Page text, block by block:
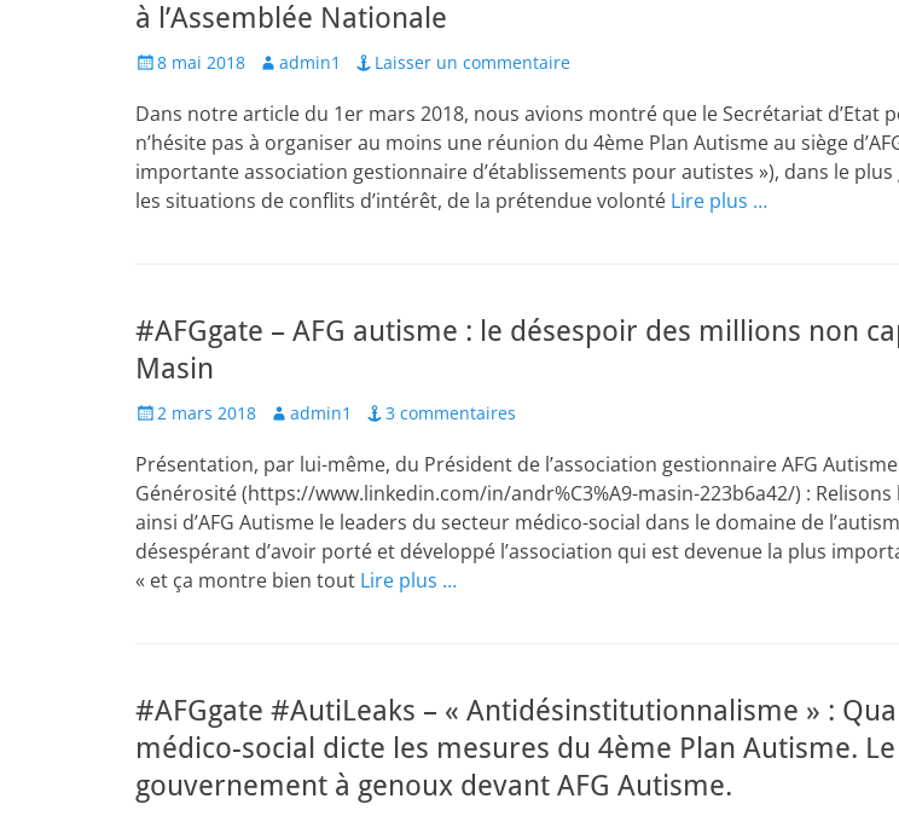
à l’Assemblée Nationale
Posted
8 mai 2018 Author
admin1 Laisser un commentaire
Dans notre article du 1er mars 2018, nous avions montré que le Secrétariat d’Etat
n’hésite pas à organiser au moins une réunion du 4ème Plan Autisme au siège
importante association gestionnaire d’établissements pour autistes »), dans le
les situations de conflits d’intérêt, de la prétendue volonté Lire plus …
#AFGgate – AFG autisme : le désespoir des millions non
Masin
Posted
2 mars 2018 Author
admin1 3 commentaires
Présentation, par lui-même, du Président de l’association gestionnaire AFG
Générosité (https://www.linkedin.com/in/andr%C3%A9-masin-223b6a42/) : Relisons
ainsi d’AFG Autisme le leaders du secteur médico-social dans le domaine de
désespérant d’avoir porté et développé l’association qui est devenue la plus
« et ça montre bien tout Lire plus …
#AFGgate #AutiLeaks – « Antidésinstitutionnalisme » :
médico-social dicte les mesures du 4ème Plan Autisme. Le
gouvernement à genoux devant AFG Autisme.